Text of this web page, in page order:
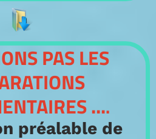
PAS LES
....
préalable de